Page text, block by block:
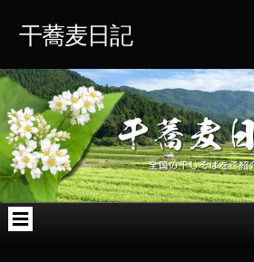
ツ
へ
ス
キ
ッ
プ
干蕎麦日記